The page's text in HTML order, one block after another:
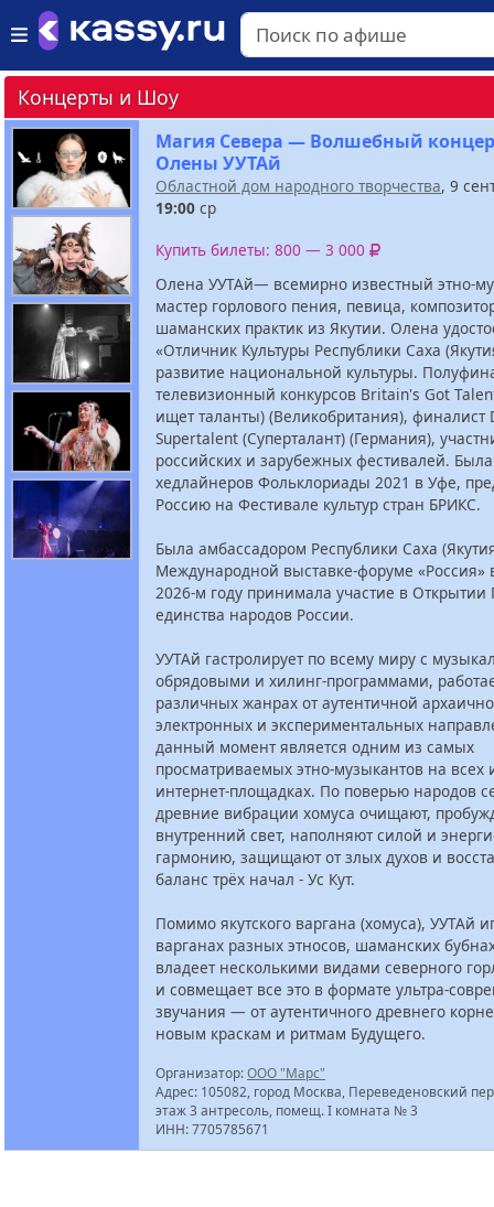
Концерты и Шоу
Магия Севера — Волшебный
Олены УУТАй
Областной дом народного творчества, 9
19:00 ср
Купить билеты: 800 — 3 000
Олена УУТАй— всемирно известный этно-
мастер горлового пения, певица,
шаманских практик из Якутии. Олена
«Отличник Культуры Республики Саха
развитие национальной культуры.
телевизионный конкурсов Britain's Got
ищет таланты) (Великобритания), финалист
Supertalent (Суперталант) (Германия),
российских и зарубежных фестивалей.
хедлайнеров Фольклориады 2021 в Уфе,
Россию на Фестивале культур стран БРИКС.
Была амбассадором Республики Саха
Международной выставке-форуме «Россия»
2026-м году принимала участие в Открытии
единства народов России.
УУТАй гастролирует по всему миру с
обрядовыми и хилинг-программами,
различных жанрах от аутентичной
электронных и экспериментальных
данный момент является одним из самых
просматриваемых этно-музыкантов на всех
интернет-площадках. По поверью народов
древние вибрации хомуса очищают,
внутренний свет, наполняют силой и
гармонию, защищают от злых духов и
баланс трёх начал - Ус Кут.
Помимо якутского варгана (хомуса), УУТАй
варганах разных этносов, шаманских
владеет несколькими видами северного
и совмещает все это в формате ультра-
звучания — от аутентичного древнего
новым краскам и ритмам Будущего.
Организатор:ООО "Марс"
Адрес: 105082, город Москва, Переведеновский
этаж 3 антресоль, помещ. I комната № 3
ИНН: 7705785671